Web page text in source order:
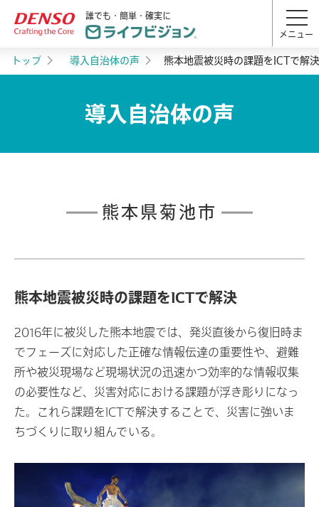
誰でも・簡単・確実に
メニュー
トップ 導入自治体の声 熊本地震被災時の課題をICTで解決
導入自治体の声
熊本県菊池市
熊本地震被災時の課題をICTで解決
2016年に被災した熊本地震では、発災直後から復旧時ま
でフェーズに対応した正確な情報伝達の重要性や、避難
所や被災現場など現場状況の迅速かつ効率的な情報収集
の必要性など、災害対応における課題が浮き彫りになっ
た。これら課題をICTで解決することで、災害に強いま
ちづくりに取り組んでいる。